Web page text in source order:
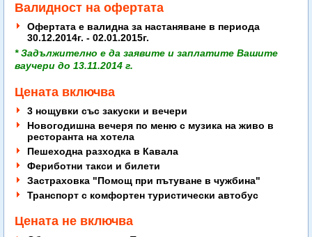
Валидност на офертата
Офертата е валидна за настаняване в периода
30.12.2014г. - 02.01.2015г.
* Задължително е да заявите и заплатите Вашите
ваучери до 13.11.2014 г.
Цената включва
3 нощувки със закуски и вечери
Новогодишна вечеря по меню с музика на живо в
ресторанта на хотела
Пешеходна разходка в Кавала
Фериботни такси и билети
Застраховка "Помощ при пътуване в чужбина"
Транспорт с комфортен туристически автобус
Цената не включва